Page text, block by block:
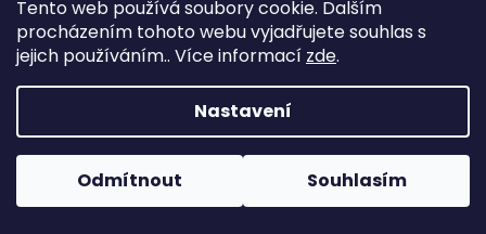
Tento web používá soubory cookie. Dalším
procházením tohoto webu vyjadřujete souhlas s
jejich používáním.. Více informací zde.
Nastavení
Odmítnout Souhlasím
dlouhou historií je samozřejmostí, že díly
jsou dostupné, konstrukce je opravovatelná
a servisní síť funguje. To je v praxi často
důležitější než samotné marketingové
parametry.Pokud tedy dnes někdo řeší
otázku, jaký bazénový robot koupit v
prémiové třídě, a zároveň chce
dlouhodobou jistotu, stabilitu značky a